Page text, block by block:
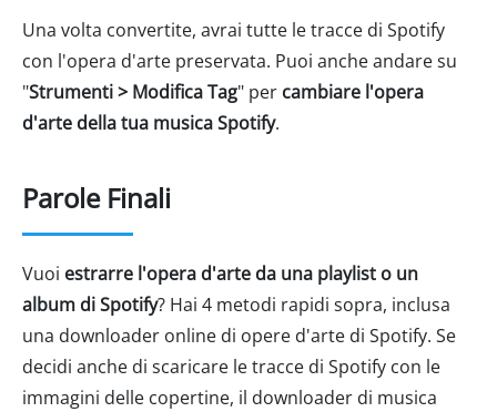
Una volta convertite, avrai tutte le tracce di Spotify
con l'opera d'arte preservata. Puoi anche andare su
"Strumenti > Modifica Tag" per cambiare l'opera
d'arte della tua musica Spotify.
Parole Finali
Vuoi estrarre l'opera d'arte da una playlist o un
album di Spotify? Hai 4 metodi rapidi sopra, inclusa
una downloader online di opere d'arte di Spotify. Se
decidi anche di scaricare le tracce di Spotify con le
immagini delle copertine, il downloader di musica